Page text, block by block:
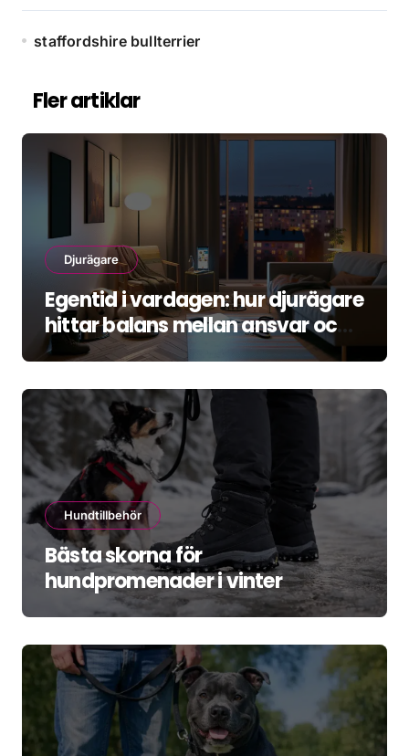
staffordshire bullterrier
Fler artiklar
Djurägare
Egentid i vardagen: hur djurägare
hittar balans mellan ansvar och
återhämtning
Hundtillbehör
Bästa skorna för
hundpromenader i vinter